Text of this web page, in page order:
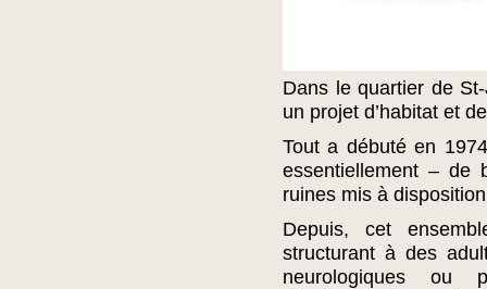
Dans le quartier de
un projet d’habitat et
Tout a débuté en
essentiellement – de
ruines mis à
Depuis, cet
structurant à des
neurologiques ou